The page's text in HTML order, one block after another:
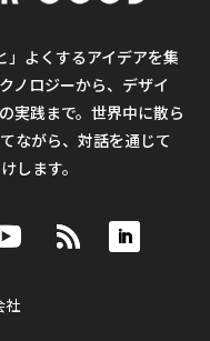
」よくするアイデアを集
ノロジーから、デザイ
実践まで。世界中に散ら
ながら、対話を通じて
します。
社